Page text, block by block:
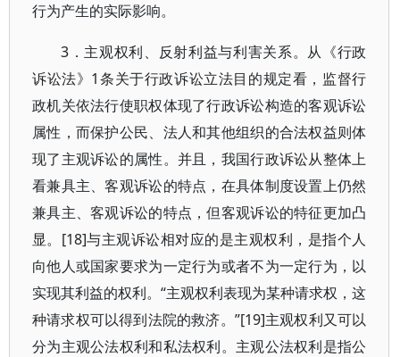
行为产生的实际影响。
3．主观权利、反射利益与利害关系。从《行政
诉讼法》1条关于行政诉讼立法目的规定看，监督行
政机关依法行使职权体现了行政诉讼构造的客观诉讼
属性，而保护公民、法人和其他组织的合法权益则体
现了主观诉讼的属性。并且，我国行政诉讼从整体上
看兼具主、客观诉讼的特点，在具体制度设置上仍然
兼具主、客观诉讼的特点，但客观诉讼的特征更加凸
显。[18]与主观诉讼相对应的是主观权利，是指个人
向他人或国家要求为一定行为或者不为一定行为，以
实现其利益的权利。“主观权利表现为某种请求权，这
种请求权可以得到法院的救济。”[19]主观权利又可以
分为主观公法权利和私法权利。主观公法权利是指公